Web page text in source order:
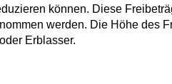
können. Diese
werden. Die Höhe des
Erblasser.